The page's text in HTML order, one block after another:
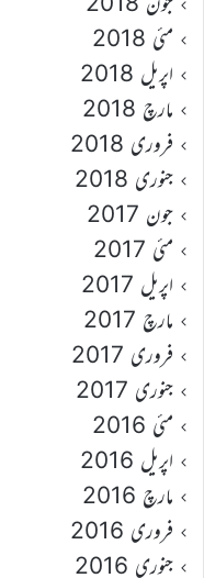
مئی 2018
اپریل 2018
مارچ 2018
فروری 2018
جنوری 2018
جون 2017
مئی 2017
اپریل 2017
مارچ 2017
فروری 2017
جنوری 2017
مئی 2016
اپریل 2016
مارچ 2016
فروری 2016
جنوری 2016